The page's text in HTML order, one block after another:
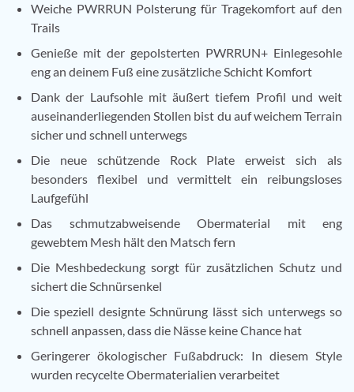
Weiche PWRRUN Polsterung für Tragekomfort auf den
Trails
Genieße mit der gepolsterten PWRRUN+ Einlegesohle
eng an deinem Fuß eine zusätzliche Schicht Komfort
Dank der Laufsohle mit äußert tiefem Profil und weit
auseinanderliegenden Stollen bist du auf weichem Terrain
sicher und schnell unterwegs
Die neue schützende Rock Plate erweist sich als
besonders flexibel und vermittelt ein reibungsloses
Laufgefühl
Das schmutzabweisende Obermaterial mit eng
gewebtem Mesh hält den Matsch fern
Die Meshbedeckung sorgt für zusätzlichen Schutz und
sichert die Schnürsenkel
Die speziell designte Schnürung lässt sich unterwegs so
schnell anpassen, dass die Nässe keine Chance hat
Geringerer ökologischer Fußabdruck: In diesem Style
wurden recycelte Obermaterialien verarbeitet